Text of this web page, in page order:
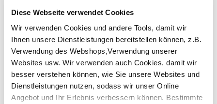
Diese Webseite verwendet Cookies
Wir verwenden Cookies und andere Tools, damit wir
Ihnen unsere Dienstleistungen bereitstellen können, z.B.
Verwendung des Webshops,Verwendung unserer
Websites usw. Wir verwenden auch Cookies, damit wir
besser verstehen können, wie Sie unsere Websites und
Dienstleistungen nutzen, sodass wir unser Online
Angebot und Ihr Erlebnis verbessern können. Bestimmte
Download Bilddatei ↘
Stephan Eicher
Stephan Eicher, geboren 1960 in Münchenbuchsee, gehört zu den
erfolgreichsten Musikern der Schweiz.
Mit seinen Alben – zuletzt erschien ›L’Envolée‹ – und
Konzerttourneen feiert er in der Schweiz und im
französischsprachigen Raum große Erfolge. Das erste Lied zu